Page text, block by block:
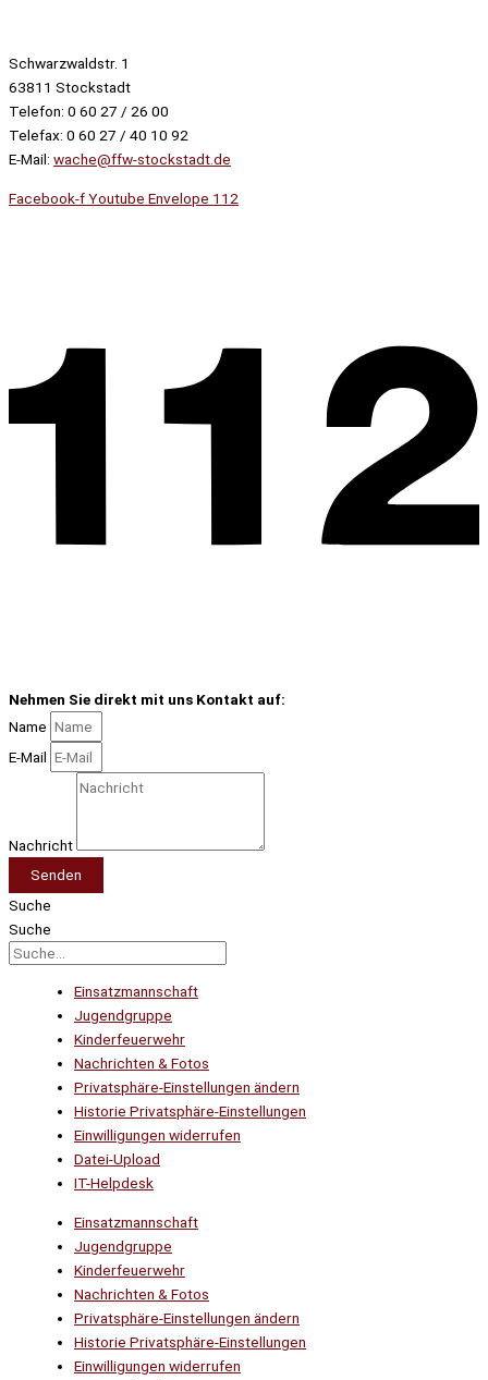
Schwarzwaldstr. 1
63811 Stockstadt
Telefon: 0 60 27 / 26 00
Telefax: 0 60 27 / 40 10 92
E-Mail: wache@ffw-stockstadt.de
Facebook-fYoutube Envelope 112
Nehmen Sie direkt mit uns Kontakt auf:
Name
E-Mail
Nachricht
Senden
Suche
Suche
Einsatzmannschaft
Jugendgruppe
Kinderfeuerwehr
Nachrichten & Fotos
Privatsphäre-Einstellungen ändern
Historie Privatsphäre-Einstellungen
Einwilligungen widerrufen
Datei-Upload
IT-Helpdesk
Einsatzmannschaft
Jugendgruppe
Kinderfeuerwehr
Nachrichten & Fotos
Privatsphäre-Einstellungen ändern
Historie Privatsphäre-Einstellungen
Einwilligungen widerrufen